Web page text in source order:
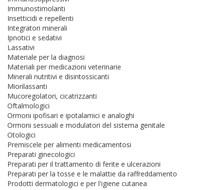
Immunostimolanti
Insetticidi e repellenti
Integratori minerali
Ipnotici e sedativi
Lassativi
Materiale per la diagnosi
Materiali per medicazioni veterinarie
Minerali nutritivi e disintossicanti
Miorilassanti
Mucoregolatori, cicatrizzanti
Oftalmologici
Ormoni ipofisari e ipotalamici e analoghi
Ormoni sessuali e modulatori del sistema genitale
Otologici
Premiscele per alimenti medicamentosi
Preparati ginecologici
Preparati per il trattamento di ferite e ulcerazioni
Preparati per la tosse e le malattie da raffreddamento
Prodotti dermatologici e per l'igiene cutanea